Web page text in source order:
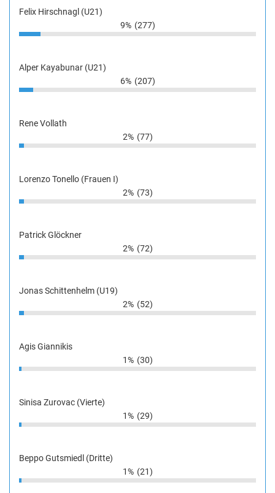
Felix Hirschnagl (U21)
9% (277)
Alper Kayabunar (U21)
6% (207)
Rene Vollath
2% (77)
Lorenzo Tonello (Frauen I)
2% (73)
Patrick Glöckner
2% (72)
Jonas Schittenhelm (U19)
2% (52)
Agis Giannikis
1% (30)
Sinisa Zurovac (Vierte)
1% (29)
Beppo Gutsmiedl (Dritte)
1% (21)